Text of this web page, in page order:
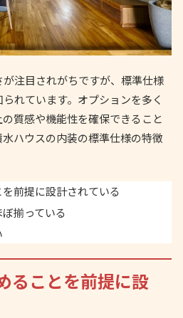
注目されがちですが、標準仕様
れています。オプションを多く
質感や機能性を確保できること
ハウスの内装の標準仕様の特徴
前提に設計されている
揃っている
ることを前提に設